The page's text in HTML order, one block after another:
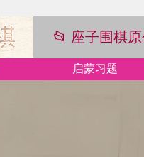
📂 座子围棋
启蒙习题